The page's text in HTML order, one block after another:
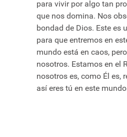
para vivir por algo tan
que nos domina. Nos
bondad de Dios. Este es
para que entremos en
mundo está en caos,
nosotros. Estamos en el
nosotros es, como Él es,
así eres tú en este